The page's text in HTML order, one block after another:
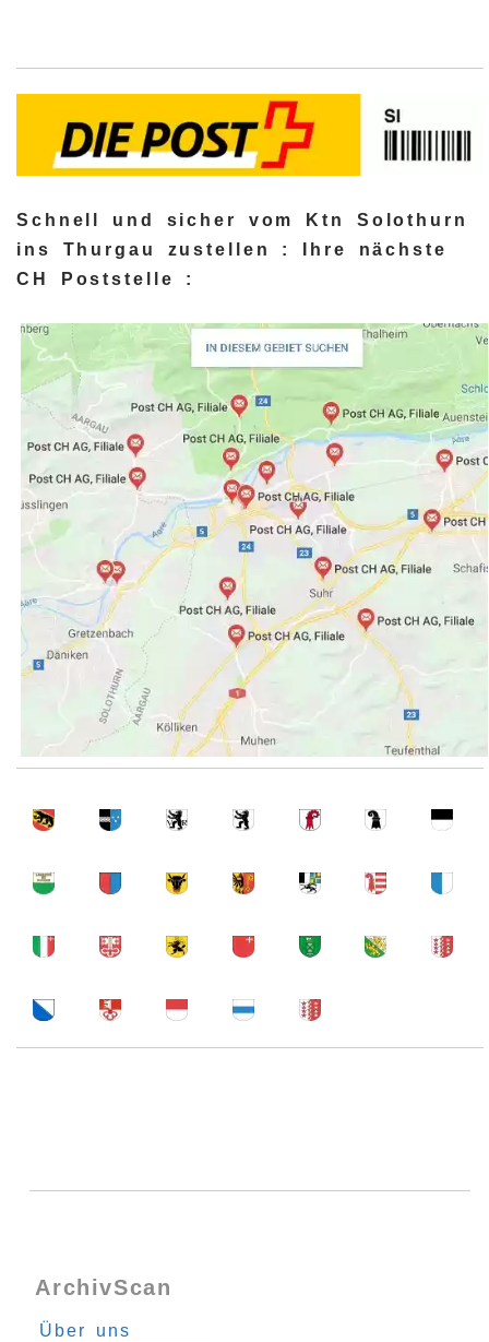
Schnell und sicher vom Ktn Solothurn
ins Thurgau zustellen : Ihre nächste
CH Poststelle :
ArchivScan
Über uns